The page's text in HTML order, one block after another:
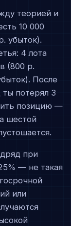
теорией и
10 000
убыток).
4 лота
(800 р.
После
потерял 3
позицию —
шестой
при
— не такая
или